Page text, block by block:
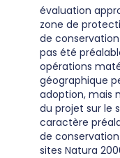
évaluation
zone de
de
pas été
opérations
géographique
adoption, mais
du projet sur le
caractère
de
sites Natura